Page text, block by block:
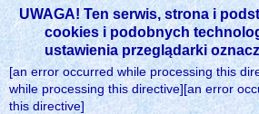
UWAGA! Ten serwis, strona i
cookies i podobnych
ustawienia przeglądarki
[an error occurred while processing this
while processing this directive][an error
this directive]